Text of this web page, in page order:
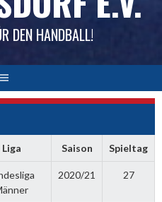
DEN HANDBALL!
Liga Saison Spieltag
2020/21 27